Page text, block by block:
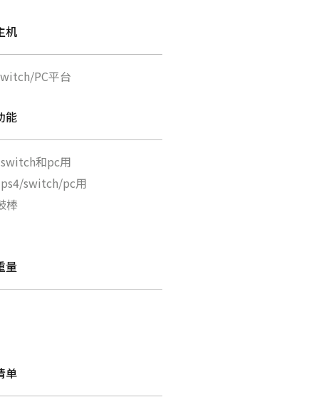
机
PC平台
能
和pc用
switch/pc用
棒
量
单